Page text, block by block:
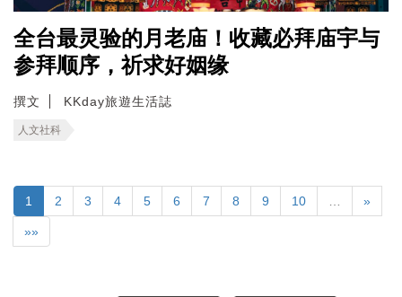
全台最灵验的月老庙！收藏必拜庙宇与
参拜顺序，祈求好姻缘
撰文 KKday旅遊生活誌
人文社科
1 2 3 4 5 6 7 8 9 10 »
»»